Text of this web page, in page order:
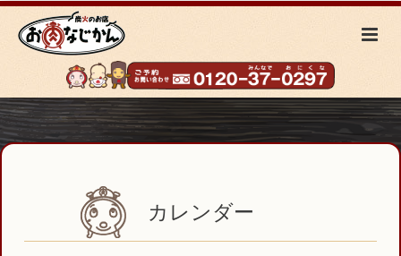
カレンダー